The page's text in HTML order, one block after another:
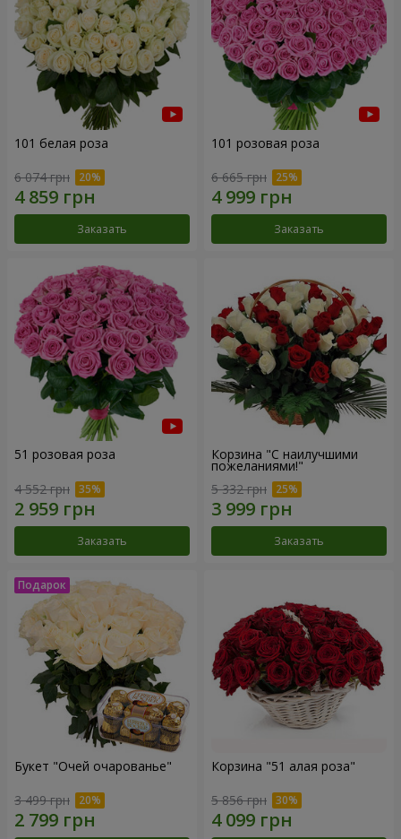
101 белая роза
6 074 грн
Заказать
101 розовая роза
6 665 грн
Заказать
51 розовая роза
4 552 грн
Заказать
Корзина "С наилучшими
пожеланиями!"
5 332 грн
Заказать
Букет "Очей очарованье"
3 499 грн
Корзина "51 алая роза"
5 856 грн